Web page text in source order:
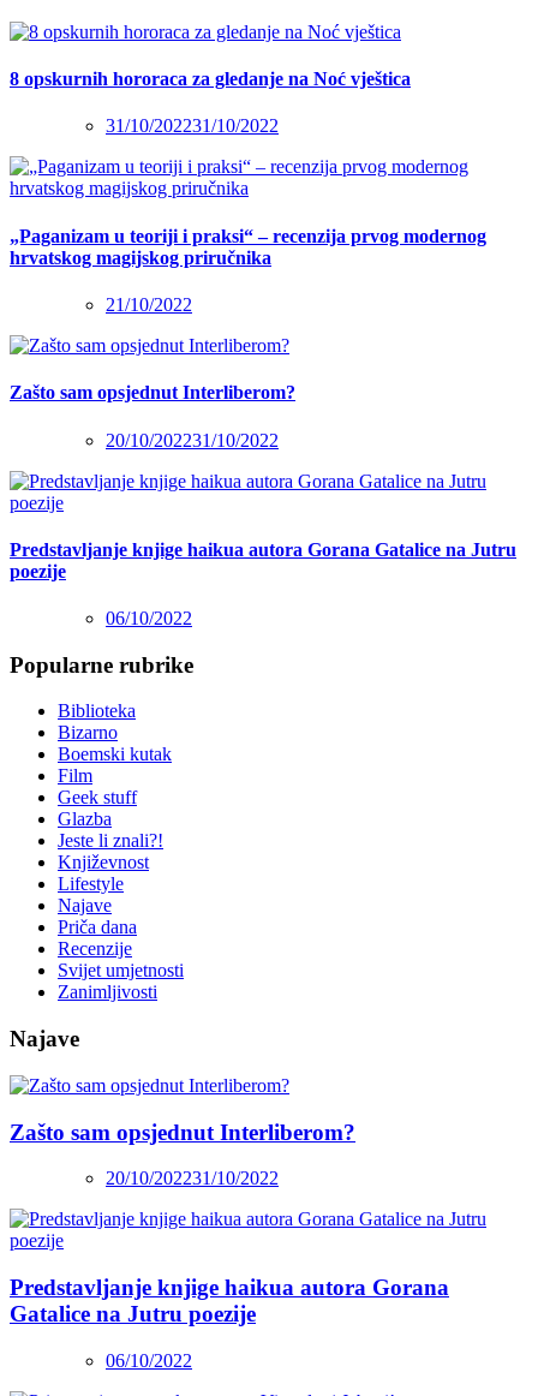
8 opskurnih hororaca za gledanje na Noć vještica
31/10/202231/10/2022
„Paganizam u teoriji i praksi“ – recenzija prvog modernog
hrvatskog magijskog priručnika
21/10/2022
Zašto sam opsjednut Interliberom?
20/10/202231/10/2022
Predstavljanje knjige haikua autora Gorana Gatalice na Jutru
poezije
06/10/2022
Popularne rubrike
Biblioteka
Bizarno
Boemski kutak
Film
Geek stuff
Glazba
Jeste li znali?!
Književnost
Lifestyle
Najave
Priča dana
Recenzije
Svijet umjetnosti
Zanimljivosti
Najave
Zašto sam opsjednut Interliberom?
20/10/202231/10/2022
Predstavljanje knjige haikua autora Gorana
Gatalice na Jutru poezije
06/10/2022